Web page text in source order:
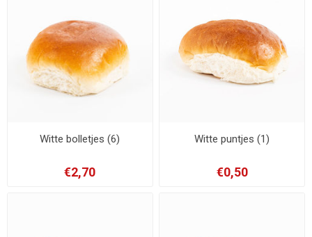
Witte bolletjes (6)
€2,70
Witte puntjes (1)
€0,50